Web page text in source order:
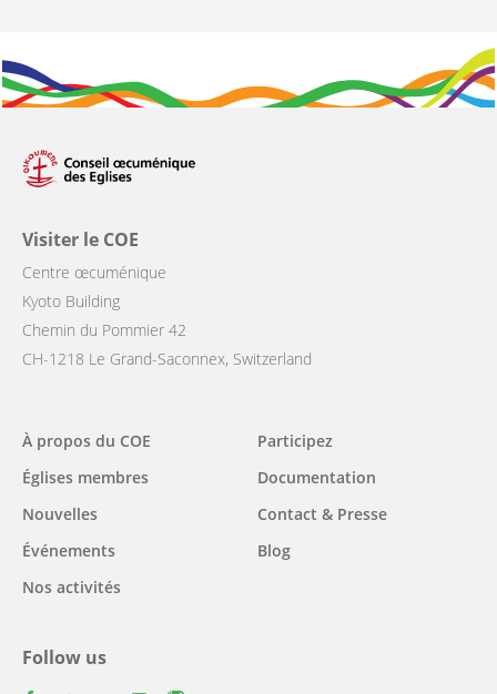
Visiter le COE
Centre œcuménique
Kyoto Building
Chemin du Pommier 42
CH-1218 Le Grand-Saconnex, Switzerland
Main
navigation
À propos du COE
Églises membres
Nouvelles
Événements
Nos activités
Participez
Documentation
Contact & Presse
Blog
Follow us